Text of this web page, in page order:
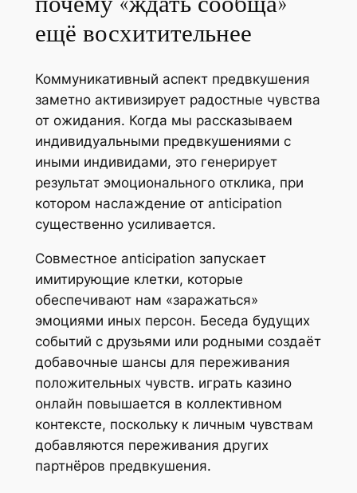
ещё восхитительнее
Коммуникативный аспект предвкушения
заметно активизирует радостные чувства
от ожидания. Когда мы рассказываем
индивидуальными предвкушениями с
иными индивидами, это генерирует
результат эмоционального отклика, при
котором наслаждение от anticipation
существенно усиливается.
Совместное anticipation запускает
имитирующие клетки, которые
обеспечивают нам «заражаться»
эмоциями иных персон. Беседа будущих
событий с друзьями или родными создаёт
добавочные шансы для переживания
положительных чувств. играть казино
онлайн повышается в коллективном
контексте, поскольку к личным чувствам
добавляются переживания других
партнёров предвкушения.